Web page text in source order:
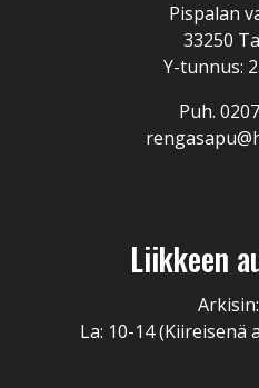
Pispalan
33250
Y-tunnus:
Puh.
Liikkeen
La: 10-14